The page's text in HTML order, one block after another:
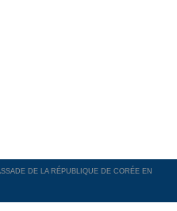
DE LA RÉPUBLIQUE DE CORÉE EN